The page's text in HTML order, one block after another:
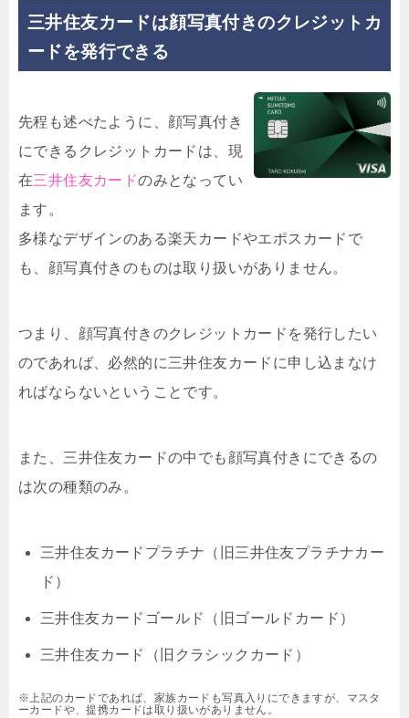
三井住友カードは顔写真付きのクレジットカ
ードを発行できる
先程も述べたように、顔写真付き
にできるクレジットカードは、現
在三井住友カードのみとなってい
ます。
多様なデザインのある楽天カードやエポスカードで
も、顔写真付きのものは取り扱いがありません。
つまり、顔写真付きのクレジットカードを発行したい
のであれば、必然的に三井住友カードに申し込まなけ
ればならないということです。
また、三井住友カードの中でも 顔写真付きにできるの
は次の種類のみ。
三井住友カードプラチナ（旧三井住友プラチナカー
ド）
三井住友カードゴールド（旧ゴールドカード）
三井住友カード（旧クラシックカード）
※上記のカードであれば、家族カードも写真入りにできますが、マスタ
ーカードや、提携カードは取り扱いがありません。